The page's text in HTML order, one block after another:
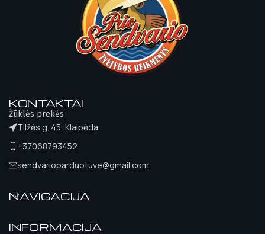
KONTAKTAI
Žūklės prekės
Tilžės g. 45, Klaipėda.
+37068793452
sendvarioparduotuve@gmail.com
NAVIGACIJA
INFORMACIJA